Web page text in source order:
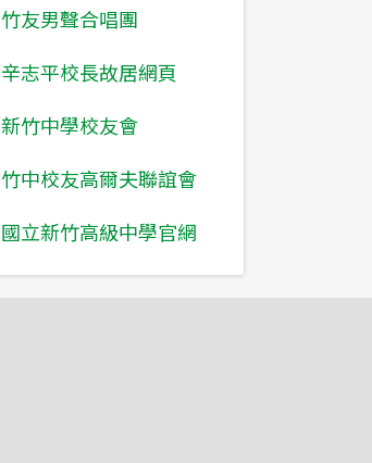
竹友男聲合唱團
辛志平校長故居網頁
新竹中學校友會
竹中校友高爾夫聯誼會
國立新竹高級中學官網